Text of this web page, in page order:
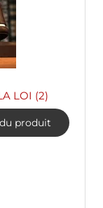
LOI (2)
produit